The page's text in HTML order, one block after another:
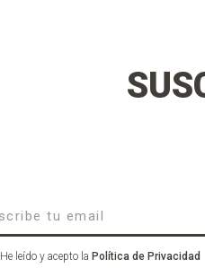
He leído y acepto la Política de Privacidad